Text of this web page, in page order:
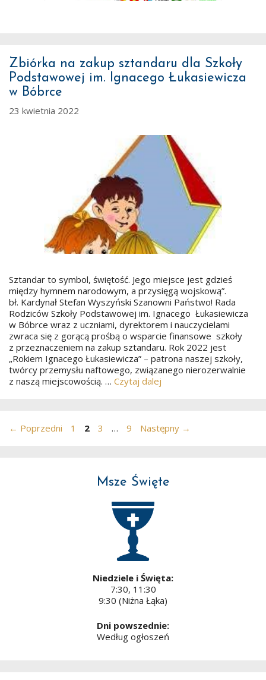
Zbiórka na zakup sztandaru dla Szkoły
Podstawowej im. Ignacego Łukasiewicza
w Bóbrce
23 kwietnia 2022
Sztandar to symbol, świętość. Jego miejsce jest gdzieś
między hymnem narodowym, a przysięgą wojskową”.
bł. Kardynał Stefan Wyszyński Szanowni Państwo! Rada
Rodziców Szkoły Podstawowej im. Ignacego Łukasiewicza
w Bóbrce wraz z uczniami, dyrektorem i nauczycielami
zwraca się z gorącą prośbą o wsparcie finansowe szkoły
z przeznaczeniem na zakup sztandaru. Rok 2022 jest
„Rokiem Ignacego Łukasiewicza” – patrona naszej szkoły,
twórcy przemysłu naftowego, związanego nierozerwalnie
z naszą miejscowością. … Czytaj dalej
← Poprzedni Strona
1 Strona
2 Strona
3 … Strona
9 Następny →
Msze Święte
Niedziele i Święta:
7:30, 11:30
9:30 (Niżna Łąka)
Dni powszednie:
Według ogłoszeń